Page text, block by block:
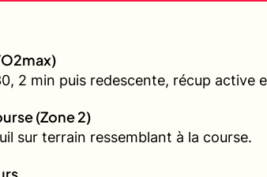
2 min puis redescente, récup active
(Zone 2)
sur terrain ressemblant à la course.